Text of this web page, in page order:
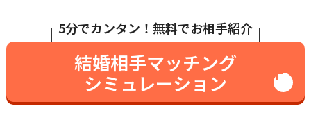
5分でカンタン！無料でお相手紹介
結婚相手マッチング
シミュレーション